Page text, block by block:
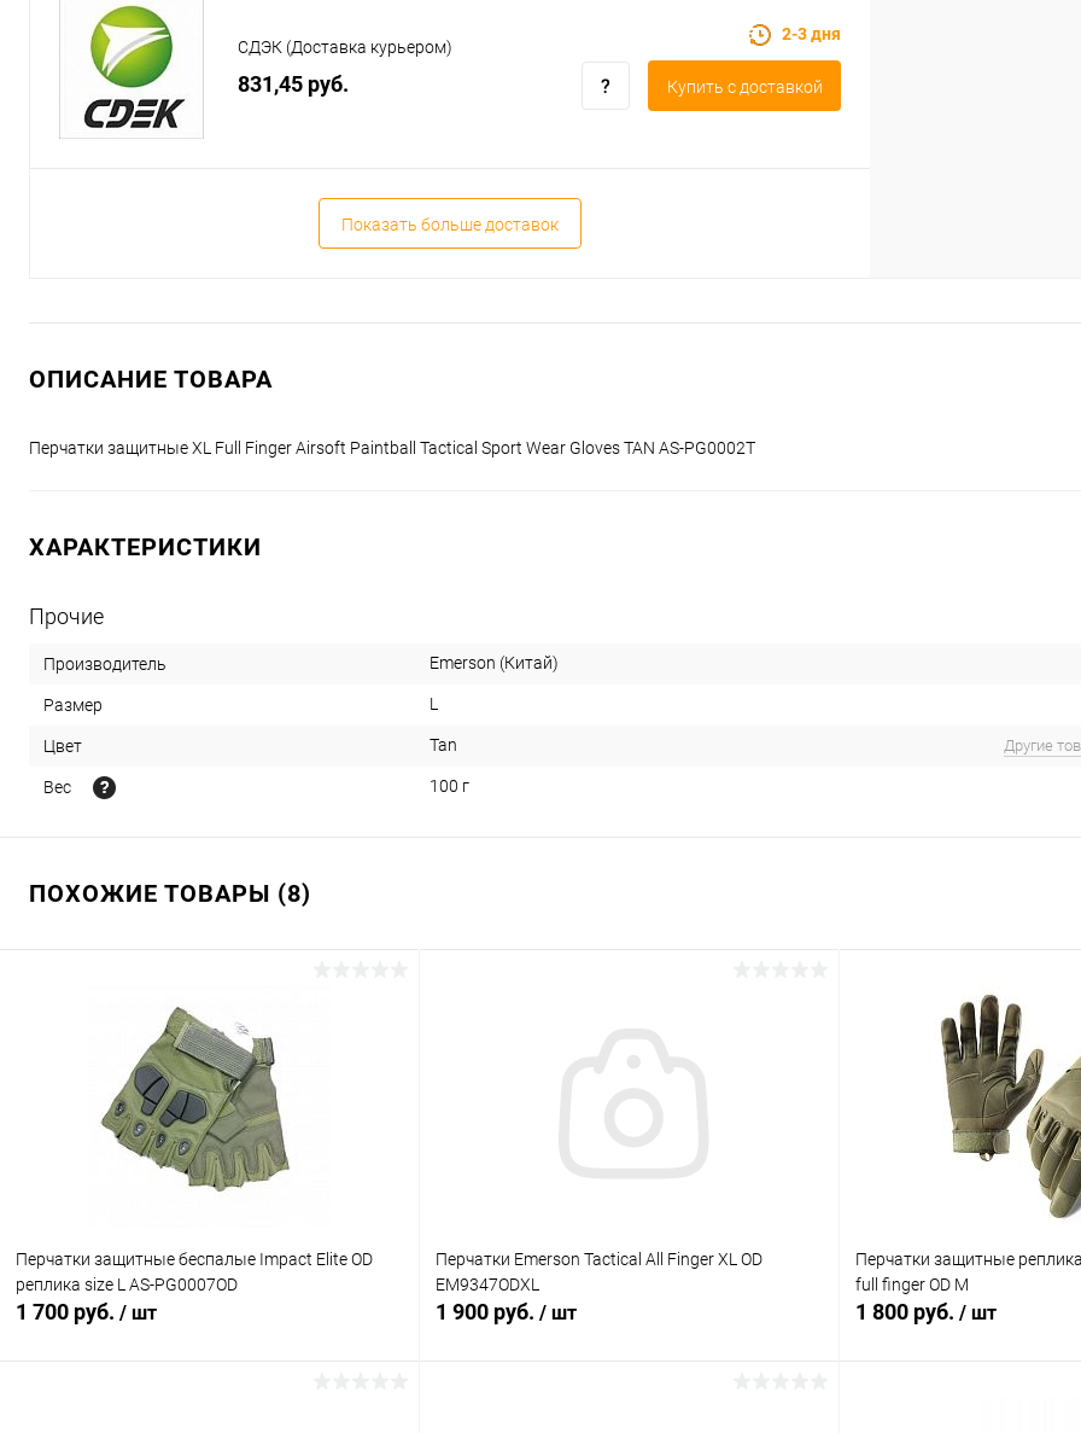
СДЭК (Доставка курьером)
831,45 руб.
2-3 дня
Купить c доставкой
Показать больше доставок
ОПИСАНИЕ ТОВАРА
Перчатки защитные XL Full Finger Airsoft Paintball Tactical Sport Wear Gloves TAN AS-PG0002T
ХАРАКТЕРИСТИКИ
Прочие
Производитель Emerson (Китай)
Размер L
Цвет Tan Другие
Вес 100 г
ПОХОЖИЕ ТОВАРЫ (8)
Перчатки защитные беспалые Impact Elite OD
реплика size L AS-PG0007OD
1 700 руб. / шт
Перчатки Emerson Tactical All Finger XL OD
EM9347ODXL
1 900 руб. / шт
Перчатки защитные
full finger OD М
1 800 руб. / шт